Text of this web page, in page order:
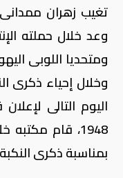
تغيب زهران
وعد خلال حملته
ومتحديا اللوبى
1948، قام
بمناسبة ذكرى